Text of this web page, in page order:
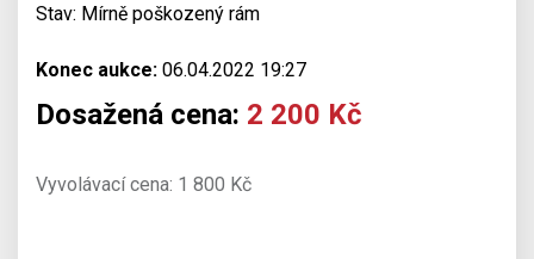
Stav: Mírně poškozený rám
Konec aukce: 06.04.2022 19:27
Dosažená cena: 2 200 Kč
Vyvolávací cena: 1 800 Kč